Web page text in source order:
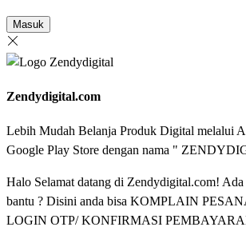
Masuk
Zendydigital.com
Lebih Mudah Belanja Produk Digital melalui
Google Play Store dengan nama "
Halo Selamat datang di Zendydigital.com!
bantu ? Disini anda bisa KOMPLAIN
LOGIN OTP/ KONFIRMASI